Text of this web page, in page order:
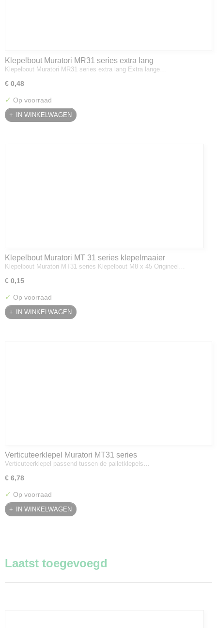
Klepelbout Muratori MR31 series extra lang
Klepelbout Muratori MR31 series extra lang Extra lange…
€ 0,48
✓ Op voorraad
IN WINKELWAGEN
Klepelbout Muratori MT 31 series klepelmaaier
Klepelbout Muratori MT31 series Klepelbout M8 x 45 Origineel…
€ 0,15
✓ Op voorraad
IN WINKELWAGEN
Verticuteerklepel Muratori MT31 series
Verticuteerklepel passend tussen de palletklepels…
€ 6,78
✓ Op voorraad
IN WINKELWAGEN
Laatst toegevoegd